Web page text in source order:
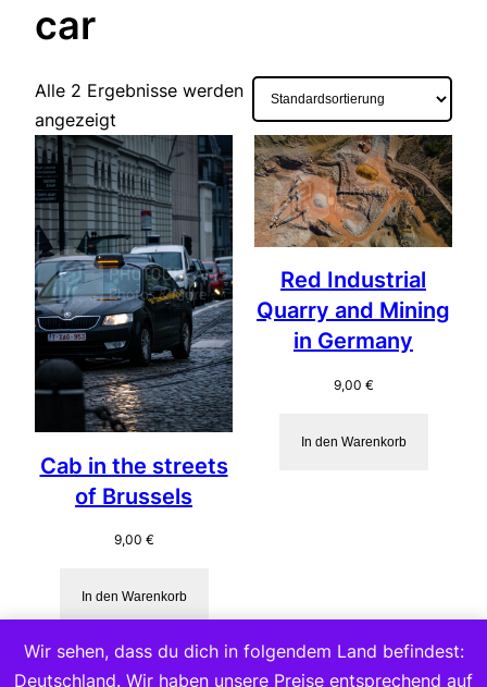
car
Alle 2 Ergebnisse werden
angezeigt
Cab in the streets
of Brussels
9,00 €
In den Warenkorb
Red Industrial
Quarry and Mining
in Germany
9,00 €
In den Warenkorb
Wir sehen, dass du dich in folgendem Land befindest:
Deutschland. Wir haben unsere Preise entsprechend auf